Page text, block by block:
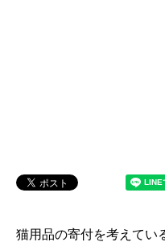
猫用品の寄付を考えてい